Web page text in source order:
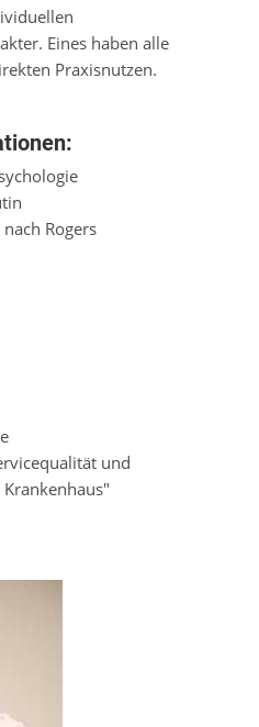
Eines haben alle
Praxisnutzen.
Rogers
und